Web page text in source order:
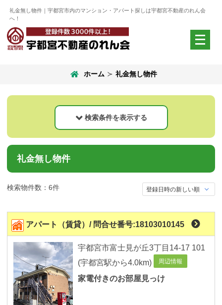
礼金無し物件｜宇都宮市内のマンション・アパート探しは宇都宮不動産のれん会
へ！
メ
ニ
く
ホーム 礼金無し物件
検索条件を表示する
現在の物件種別
賃貸
アパート/マンション/借家
店舗/事務所/倉庫
駐車場
礼金無し物件
検索物件数：6件
アパート（賃貸）/ 問合せ番号:18103010145
宇都宮市富士見が丘3丁目14-17 101
(宇都宮駅から4.0km)
周辺情報
家電付きのお部屋見っけ